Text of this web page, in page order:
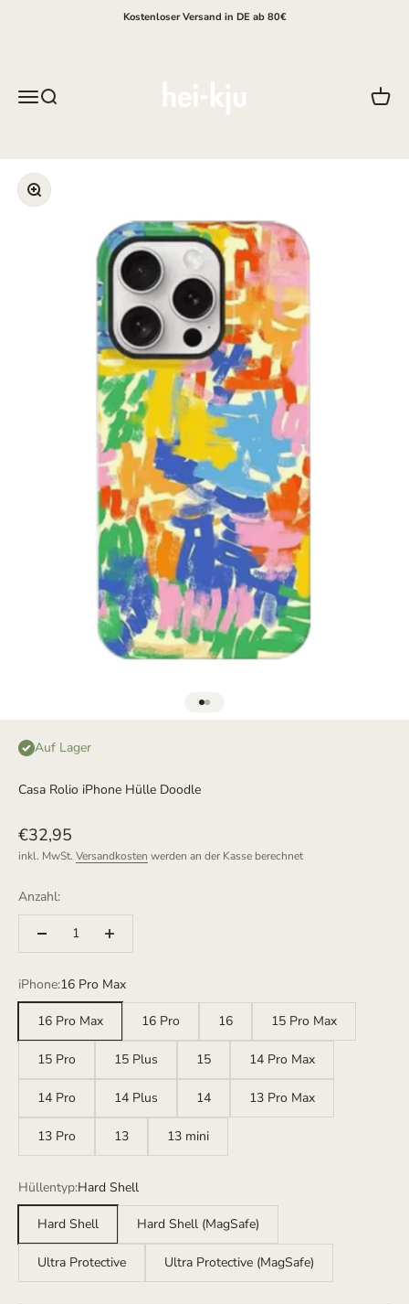
Kostenloser Versand in DE ab 80€
MenüSuche
Bild vergrößern
Auf Lager
Casa Rolio iPhone Hülle Doodle
Angebot
€32,95
inkl. MwSt. Versandkosten werden an der Kasse berechnet
Anzahl:
iPhone:16 Pro Max
16 Pro Max 16 Pro 16 15 Pro Max
15 Pro 15 Plus 15 14 Pro Max
14 Pro 14 Plus 14 13 Pro Max
13 Pro 13 13 mini
Hüllentyp:Hard Shell
Hard Shell Hard Shell (MagSafe)
Ultra Protective Ultra Protective (MagSafe)